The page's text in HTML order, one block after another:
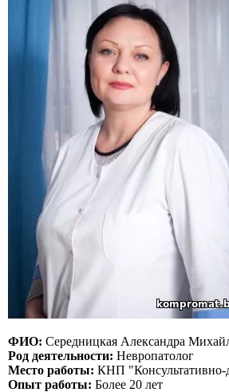
ФИО: Середницкая Александра
Род деятельности: Невропатолог
Место работы: КНП
Опыт работы: Более 20 лет